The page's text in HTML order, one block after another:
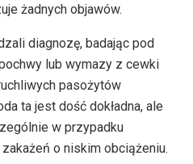
żadnych objawów.
diagnozę, badając pod
lub wymazy z cewki
pasożytów
ta jest dość dokładna, ale
w przypadku
o niskim obciążeniu.